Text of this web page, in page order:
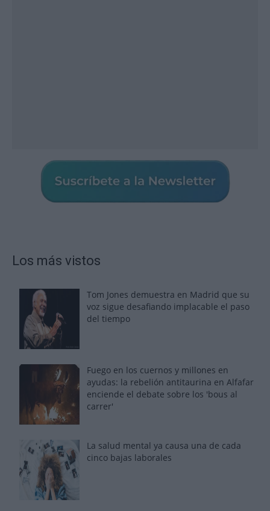
Los más vistos
Tom Jones demuestra en Madrid que su
voz sigue desafiando implacable el paso
del tiempo
Fuego en los cuernos y millones en
ayudas: la rebelión antitaurina en Alfafar
enciende el debate sobre los 'bous al
carrer'
La salud mental ya causa una de cada
cinco bajas laborales